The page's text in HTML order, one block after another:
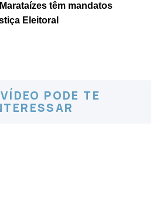
têm mandatos
Eleitoral
PODE TE